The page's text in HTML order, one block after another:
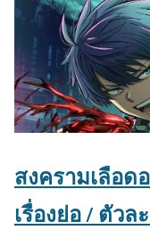
สงครามเลือด
เรื่องย่อ / ตัว